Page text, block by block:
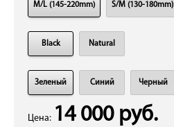
M/L (145-220mm) S/M (130-180mm)
Black Natural
Зеленый Синий Черный
Цена: 14 000 руб.